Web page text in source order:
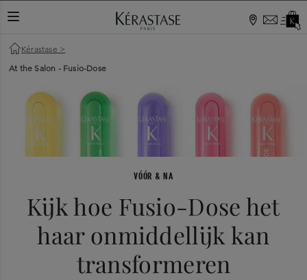
Kérastase >
At the Salon - Fusio-Dose
VÓÓR & NA
Kijk hoe Fusio-Dose het
haar onmiddellijk kan
transformeren